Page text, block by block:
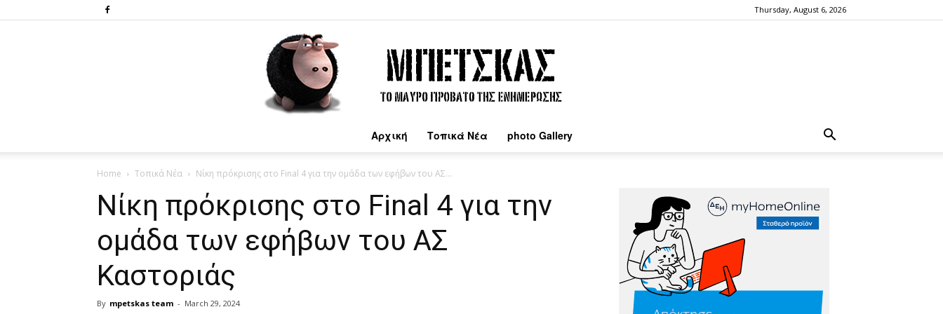
Thursday, August 6, 2026
Αρχική Τοπικά Νέα photo Gallery
Home Τοπικά Νέα Νίκη πρόκρισης στο Final 4 για την ομάδα των εφήβων του ΑΣ...
Νίκη πρόκρισης στο Final 4 για την
ομάδα των εφήβων του ΑΣ
Καστοριάς
By mpetskas team - March 29, 2024